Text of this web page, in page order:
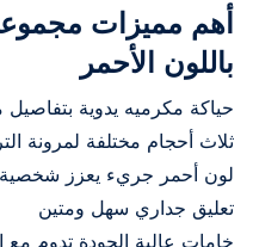
أهم مميزات
باللون الأحمر
حياكة مكرميه يدوية بتفاصيل
ثلاث أحجام مختلفة لمرونة
لون أحمر جريء يعزز شخصية
تعليق جداري سهل ومتين
خامات عالية الجودة تدوم مع